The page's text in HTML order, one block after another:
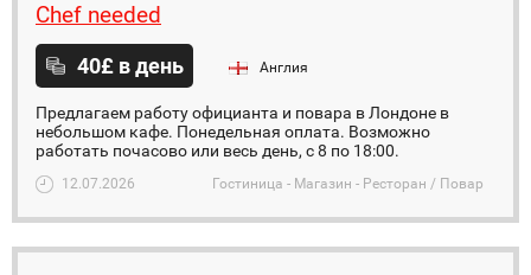
Chef needed
40£ в день Англия
Предлагаем работу официанта и повара в Лондоне в
небольшом кафе. Понедельная оплата. Возможно
работать почасово или весь день, с 8 по 18:00.
12.07.2026 Гостиница - Магазин - Ресторан / Повар